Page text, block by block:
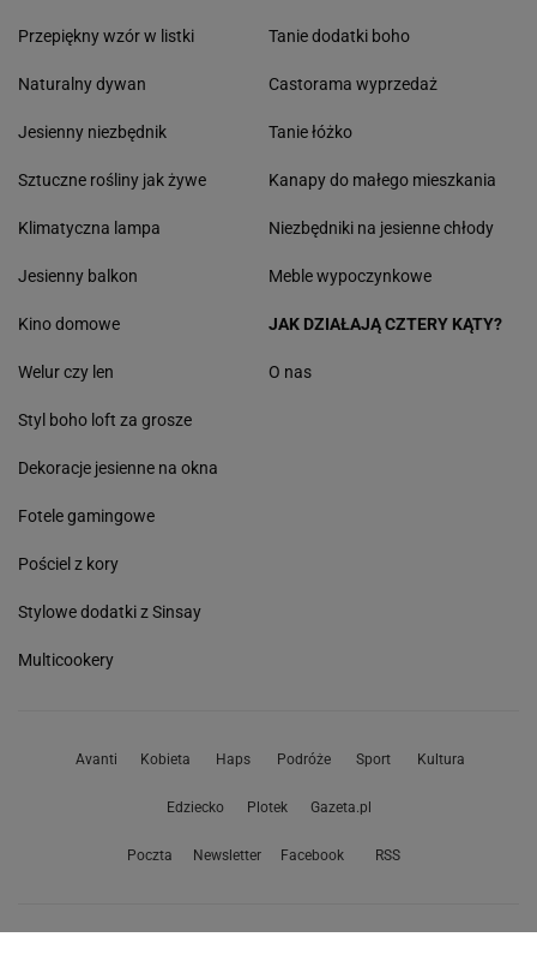
Przepiękny wzór w listki
Naturalny dywan
Jesienny niezbędnik
Sztuczne rośliny jak żywe
Klimatyczna lampa
Jesienny balkon
Tanie dodatki boho
Castorama wyprzedaż
Tanie łóżko
Kanapy do małego mieszkania
Niezbędniki na jesienne chłody
Meble wypoczynkowe
Kino domowe
Welur czy len
Styl boho loft za grosze
Dekoracje jesienne na okna
Fotele gamingowe
Pościel z kory
Stylowe dodatki z Sinsay
Multicookery
JAK DZIAŁAJĄ CZTERY KĄTY?
O nas
Avanti Kobieta Haps Podróże Sport Kultura
Edziecko Plotek Gazeta.pl
Poczta Newsletter Facebook RSS